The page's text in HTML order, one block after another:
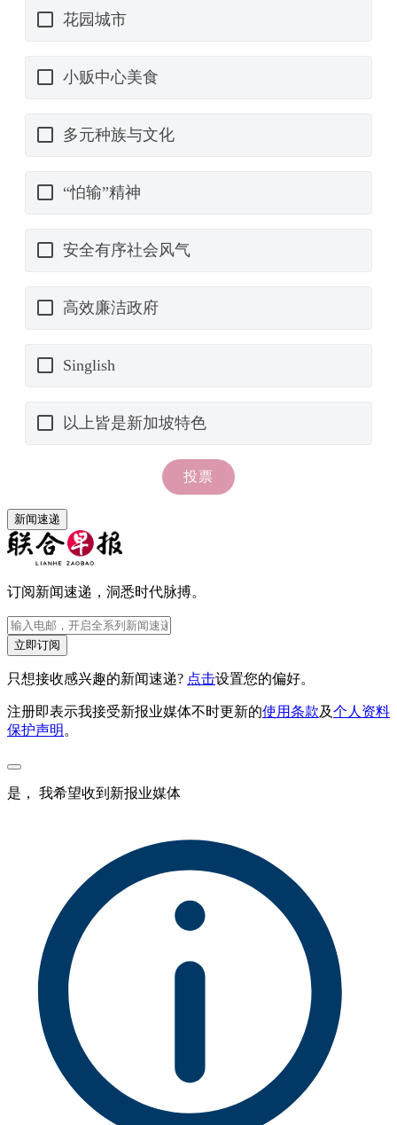
新闻速递
订阅新闻速递，洞悉时代脉搏。
立即订阅
只想接收感兴趣的新闻速递? 点击设置您的偏好。
注册即表示我接受新报业媒体不时更新的使用条款及个人资料
保护声明 。
是， 我希望收到新报业媒体